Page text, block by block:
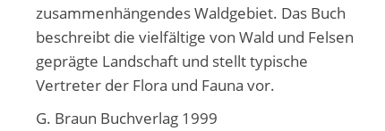
zusammenhängendes Waldgebiet. Das Buch
beschreibt die vielfältige von Wald und Felsen
geprägte Landschaft und stellt typische
Vertreter der Flora und Fauna vor.
G. Braun Buchverlag 1999